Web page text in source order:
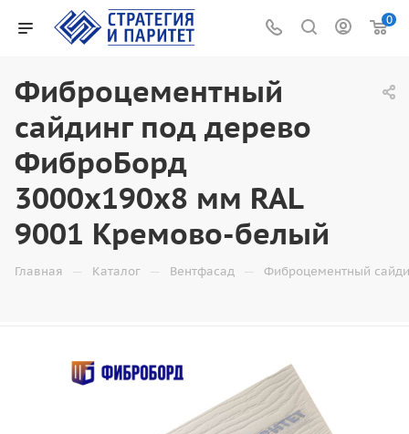
0
Фиброцементный
сайдинг под дерево
ФиброБорд
3000x190x8 мм RAL
9001 Кремово-белый
Главная — Каталог — Вентфасад — Фиброцементный